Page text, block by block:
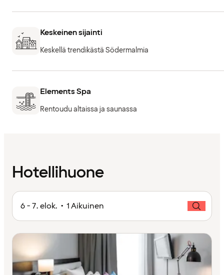
Keskeinen sijainti
Keskellä trendikästä Södermalmia
Elements Spa
Rentoudu altaissa ja saunassa
Hotellihuone
6 - 7. elok. • 1 Aikuinen